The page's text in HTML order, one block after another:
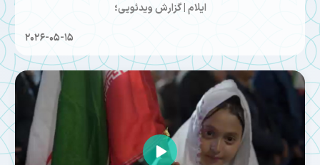
ایلام | گزارش ویدئویی؛
2026-05-15